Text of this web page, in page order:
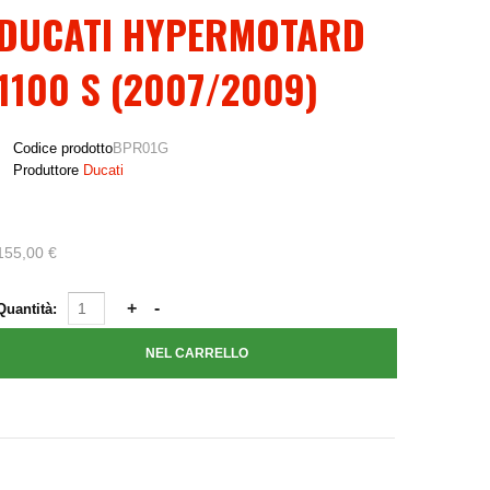
HYPERMOTARD
S (2007/2009)
Codice prodottoBPR01G
Produttore Ducati
€